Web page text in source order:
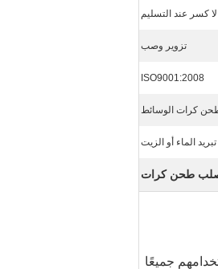
لا كسر عند التسليم
تزوير وصب
ISO9001:2008
كرات الوسائط
تبريد الماء أو الزيت
طحن كرات
جميعًا